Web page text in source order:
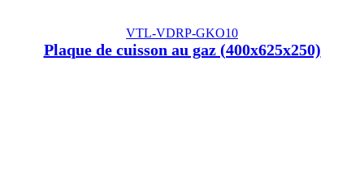
VTL-VDRP-GKO10
Plaque de cuisson au gaz (400x625x250)